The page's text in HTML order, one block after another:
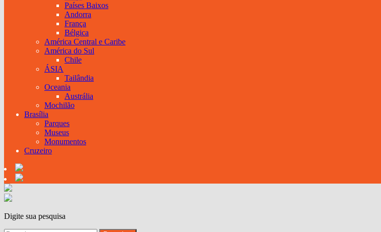
Países Baixos
Andorra
França
Bélgica
América Central e Caribe
América do Sul
Chile
ÁSIA
Tailândia
Oceania
Austrália
Mochilão
Brasília
Parques
Museus
Monumentos
Cruzeiro
Digite sua pesquisa